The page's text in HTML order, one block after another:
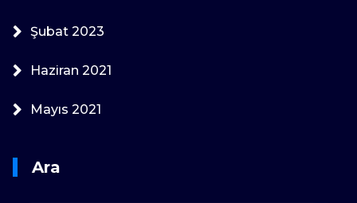
Şubat 2023
Haziran 2021
Mayıs 2021
Ara